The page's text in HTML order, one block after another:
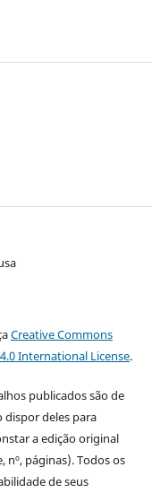
Creative Commons
International License.
publicados são de
dispor deles para
a edição original
nº, páginas). Todos os
de seus